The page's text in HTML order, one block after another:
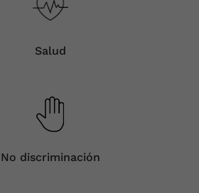
Salud
No discriminación